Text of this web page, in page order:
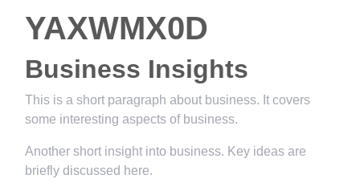
YAXWMX0D
Business Insights
This is a short paragraph about business. It covers
some interesting aspects of business.
Another short insight into business. Key ideas are
briefly discussed here.